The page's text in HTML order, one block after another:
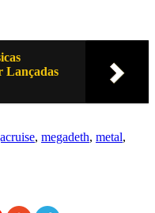
Lançadas
, megadeth, metal,